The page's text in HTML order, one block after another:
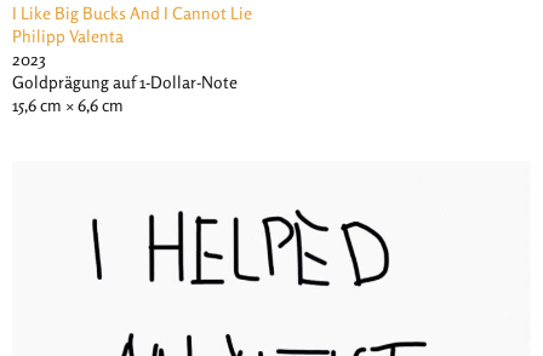
I Like Big Bucks And I Cannot Lie
Philipp Valenta
2023
Goldprägung auf 1-Dollar-Note
15,6 cm × 6,6 cm